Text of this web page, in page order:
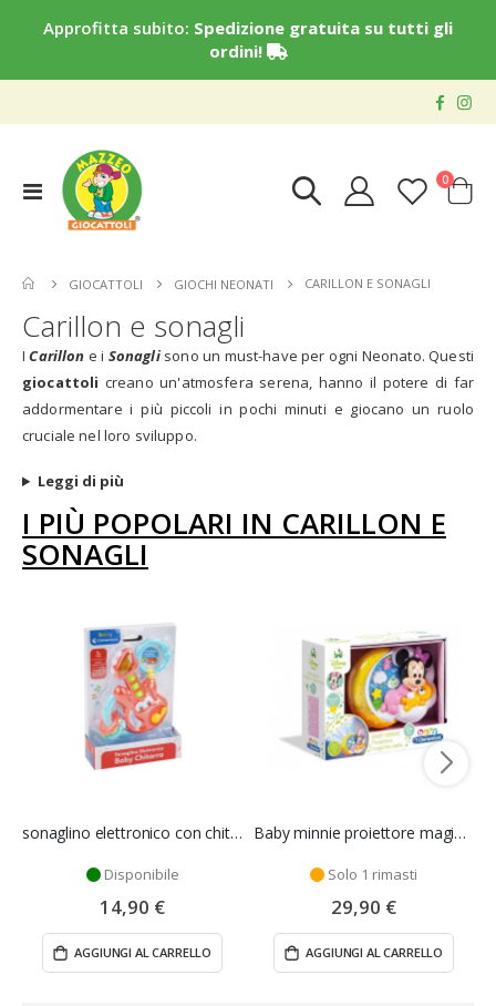
Approfitta subito: Spedizione gratuita su tutti gli
ordini!
Toggle
Nav
Cart
0elementi
GIOCATTOLI GIOCHI NEONATI CARILLON E SONAGLI
Carillon e sonagli
ICarillon e i Sonaglisono un must-have per ogni Neonato. Questi
giocattoli creano un'atmosfera serena, hanno il potere di far
addormentare i più piccoli in pochi minuti e giocano un ruolo
cruciale nel loro sviluppo.
Leggi di più
I PIÙ POPOLARI IN CARILLON E
SONAGLI
sonaglino elettronico con chitarra - clementoni
Disponibile
14,90 €
AGGIUNGI AL CARRELLO
Baby minnie proiettore magiche stelle - Clementoni
Solo 1 rimasti
29,90 €
AGGIUNGI AL CARRELLO